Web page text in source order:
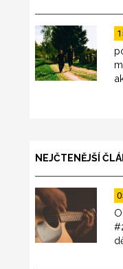
NEJČTENĚJŠÍ